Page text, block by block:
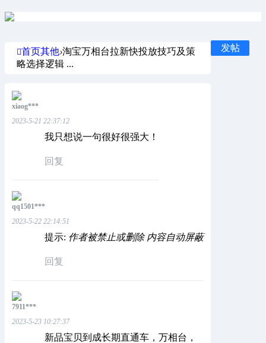
发帖
首页其他›淘宝万相台拉新快投放技巧及策
略选择逻辑 ...
xiaog***
2023-5-21 22:37:12
我只想说一句很好很强大！
回复
qq1501***
2023-5-22 22:14:51
提示: 作者被禁止或删除 内容自动屏蔽
回复
7911***
2023-5-23 10:27:37
新品宝贝到成长期直通车，万相台，